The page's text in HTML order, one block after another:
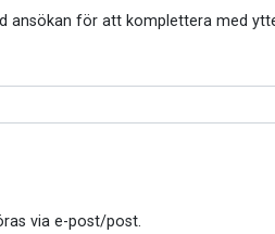
ansökan för att komplettera med
via e-post/post.